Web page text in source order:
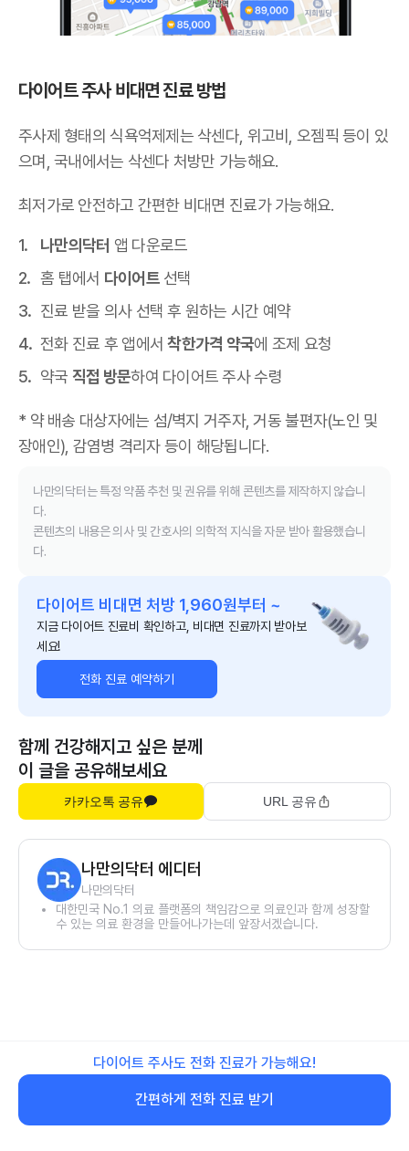
다이어트 주사 비대면 진료 방법
주사제 형태의 식욕억제제는 삭센다, 위고비, 오젬픽 등이 있
으며,국내에서는 삭센다 처방만 가능해요.
최저가로 안전하고 간편한 비대면 진료가 가능해요.
나만의닥터 앱 다운로드
홈 탭에서 다이어트선택
진료 받을 의사 선택 후 원하는 시간 예약
전화 진료 후 앱에서착한가격 약국에 조제 요청
약국 직접 방문하여 다이어트 주사 수령
* 약 배송 대상자에는 섬/벽지 거주자, 거동 불편자(노인 및
장애인), 감염병 격리자 등이 해당됩니다.
나만의닥터는 특정 약품 추천 및 권유를 위해 콘텐츠를 제작하지 않습니
다.
콘텐츠의 내용은 의사 및 간호사의 의학적 지식을 자문 받아 활용했습니
다.
다이어트 비대면 처방 1,960원부터 ~
지금 다이어트 진료비 확인하고, 비대면 진료까지 받아보
세요!
전화 진료 예약하기
함께 건강해지고 싶은 분께
이 글을 공유해보세요
카카오톡 공유 URL 공유
나만의닥터 에디터
나만의닥터
대한민국 No.1 의료 플랫폼의 책임감으로 의료인과 함께 성장할
수 있는 의료 환경을 만들어나가는데 앞장서겠습니다.
다이어트 주사도 전화 진료가 가능해요!
간편하게 전화 진료 받기